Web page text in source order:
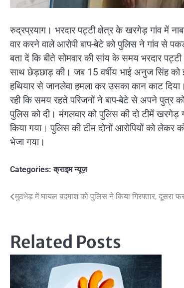
रुद्रप्रयाग। भरदार पट्टी क्षेत्र के खरगेड़ गांव में
वार करने वाले आरोपी बाप-बेटे को पुलिस ने गांव से
बता दें कि बीते सोमवार की सांय के समय भरदार
साथ छेड़छाड़ की। जब 15 वर्षीय भाई अनुज सिंह को
हथियार से जानलेवा हमला कर उसका कान काट
रही कि समय रहते परिजनों ने बाप-बेटे से अपने पुत्र
पुलिस को दी। मंगलवार को पुलिस की दो टीमें खरगेड़
किया गया। पुलिस की टीम दोनों आरोपियों को लेकर
भेजा गया।
Categories:क्राइम न्यूज़
Post
मुठभेड़ में घायल बदमाश को पुलिस ने किया गिरफ्तार, दूसरा
Related Posts